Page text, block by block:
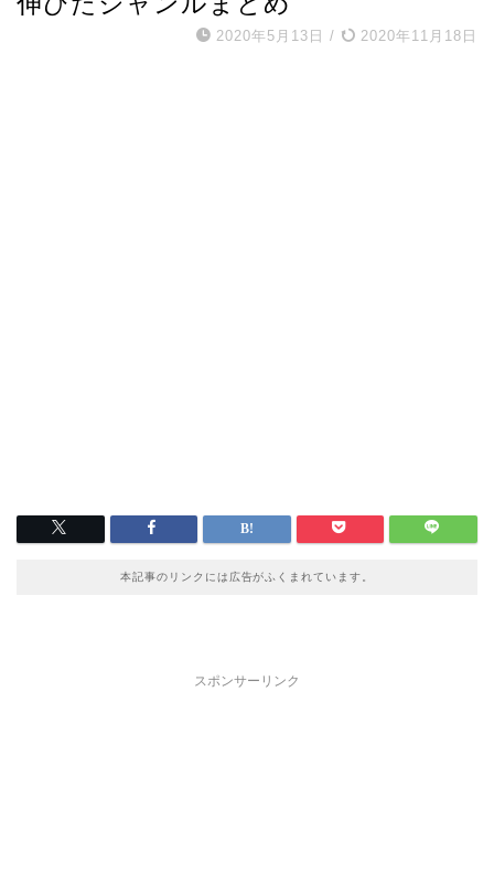
2020年5月13日 / 2020年11月18日
本記事のリンクには広告がふくまれています。
スポンサーリンク